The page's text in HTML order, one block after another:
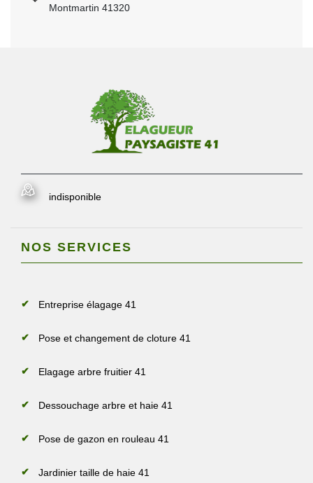
Montmartin 41320
indisponible
NOS SERVICES
Entreprise élagage 41
Pose et changement de cloture 41
Elagage arbre fruitier 41
Dessouchage arbre et haie 41
Pose de gazon en rouleau 41
Jardinier taille de haie 41